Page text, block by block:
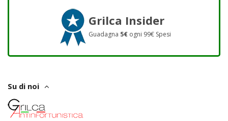
Grilca Insider
Guadagna 5€ ogni 99€ Spesi
Su di noi